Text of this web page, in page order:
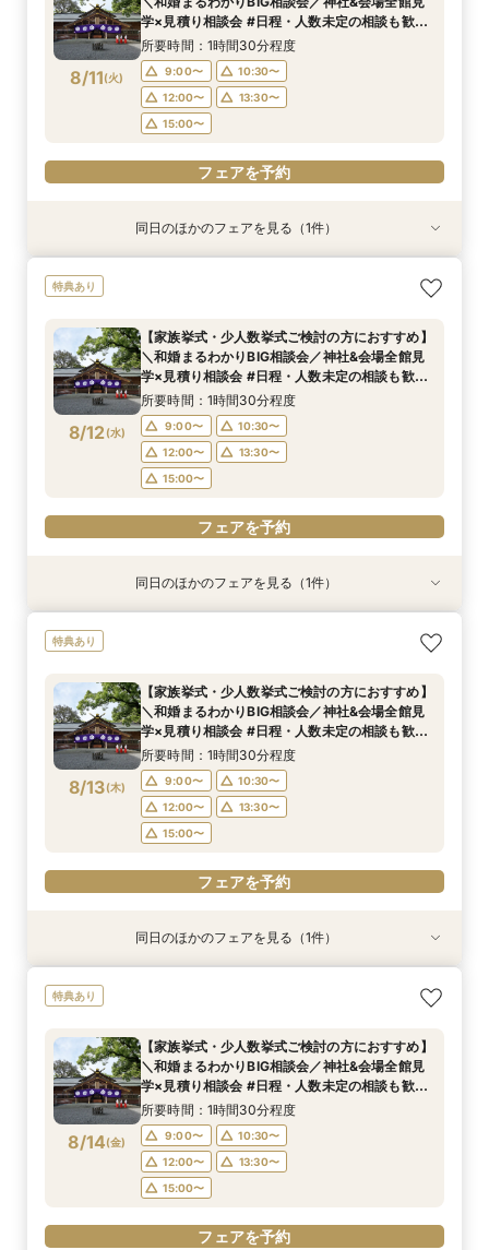
8/10(月) 9:00〜
10:30〜
12:00〜
13:30〜
15:00〜
フェアを予約
8/11(火)
学×見積り相談会 #日程・人数未定の相談も歓迎
◎
所要時間：1時間30分程度
9:00〜
10:30〜
12:00〜
13:30〜
15:00〜
フェアを予約
8/11(火)
＼マイナビ限定！和婚まるわかりBIG相談会／神
社&会場全館見学×見積り相談会#日程・人数未定
所要時間：1時間30分程度
9:00〜
10:30〜
12:00〜
13:30〜
15:00〜
フェアを予約
同日のほかのフェアを見る（1件）
特典あり
8/12(水)
【家族挙式・少人数挙式ご検討の方におすすめ】
＼和婚まるわかりBIG相談会／神社&会場全館見
学×見積り相談会 #日程・人数未定の相談も歓迎
◎
所要時間：1時間30分程度
9:00〜
10:30〜
12:00〜
13:30〜
15:00〜
フェアを予約
8/12(水)
＼マイナビ限定！和婚まるわかりBIG相談会／神
社&会場全館見学×見積り相談会#日程・人数未定
所要時間：1時間30分程度
9:00〜
10:30〜
12:00〜
13:30〜
15:00〜
フェアを予約
同日のほかのフェアを見る（1件）
特典あり
8/13(木)
【家族挙式・少人数挙式ご検討の方におすすめ】
＼和婚まるわかりBIG相談会／神社&会場全館見
学×見積り相談会 #日程・人数未定の相談も歓迎
◎
所要時間：1時間30分程度
9:00〜
10:30〜
12:00〜
13:30〜
15:00〜
フェアを予約
8/13(木)
＼マイナビ限定！和婚まるわかりBIG相談会／神
社&会場全館見学×見積り相談会#日程・人数未定
所要時間：1時間30分程度
9:00〜
10:30〜
12:00〜
13:30〜
15:00〜
フェアを予約
同日のほかのフェアを見る（1件）
特典あり
8/14(金)
【家族挙式・少人数挙式ご検討の方におすすめ】
＼和婚まるわかりBIG相談会／神社&会場全館見
学×見積り相談会 #日程・人数未定の相談も歓迎
◎
所要時間：1時間30分程度
9:00〜
10:30〜
12:00〜
13:30〜
15:00〜
フェアを予約